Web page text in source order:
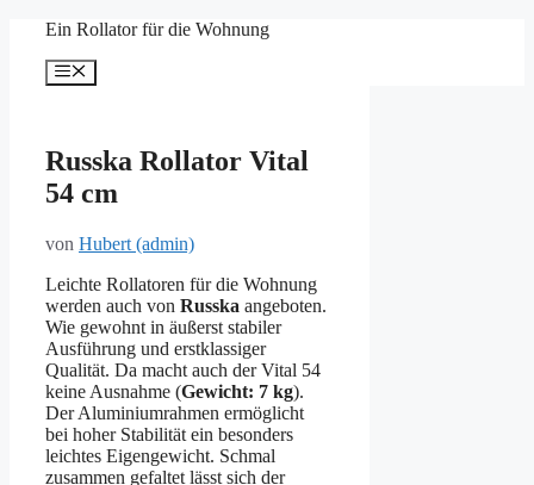
springen
Ein Rollator für die Wohnung
Menü
Russka Rollator Vital
54 cm
von Hubert (admin)
Leichte Rollatoren für die Wohnung
werden auch von Russka angeboten.
Wie gewohnt in äußerst stabiler
Ausführung und erstklassiger
Qualität. Da macht auch der Vital 54
keine Ausnahme (Gewicht: 7 kg).
Der Aluminiumrahmen ermöglicht
bei hoher Stabilität ein besonders
leichtes Eigengewicht. Schmal
zusammen gefaltet lässt sich der